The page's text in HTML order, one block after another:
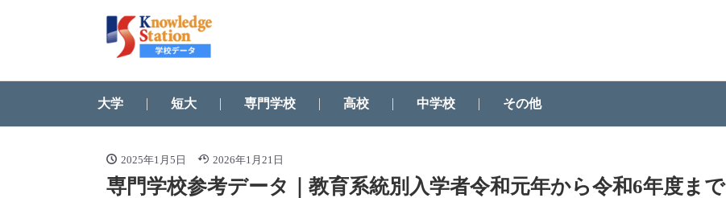
大学 短大 専門学校 高校 中学校 その他
2025年1月5日 2026年1月21日
専門学校参考データ｜教育系統別入学者令和元年から令和6年度まで